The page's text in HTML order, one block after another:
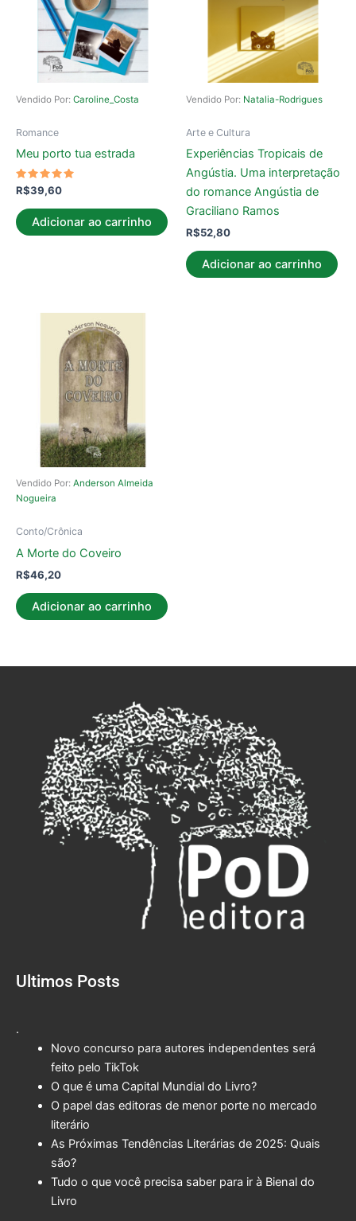
Vendido Por: Caroline_Costa
Romance
Meu porto tua estrada
Avaliação
5.00
de 5
R$39,60
Adicionar ao carrinho
Vendido Por: Natalia-Rodrigues
Arte e Cultura
Experiências Tropicais de
Angústia. Uma interpretação
do romance Angústia de
Graciliano Ramos
R$52,80
Adicionar ao carrinho
Vendido Por: Anderson Almeida
Nogueira
Conto/Crônica
A Morte do Coveiro
R$46,20
Adicionar ao carrinho
Ultimos Posts
.
Novo concurso para autores independentes será
feito pelo TikTok
O que é uma Capital Mundial do Livro?
O papel das editoras de menor porte no mercado
literário
As Próximas Tendências Literárias de 2025: Quais
são?
Tudo o que você precisa saber para ir à Bienal do
Livro